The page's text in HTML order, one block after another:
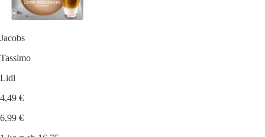
Jacobs
Tassimo
Lidl
4,49 €
6,99 €